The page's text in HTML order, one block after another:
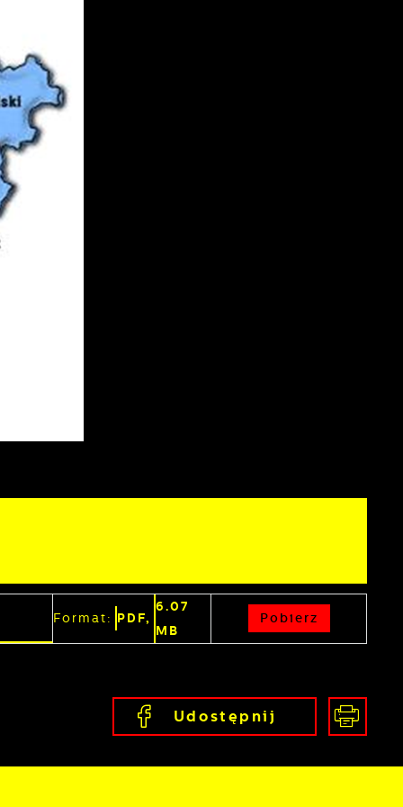
Format: PDF,
6.07
MB
Pobierz
Udostępnij